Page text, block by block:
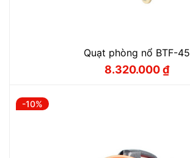
Quạt phòng nổ BTF-45
Giá
8.320.000₫
Giá
-10%